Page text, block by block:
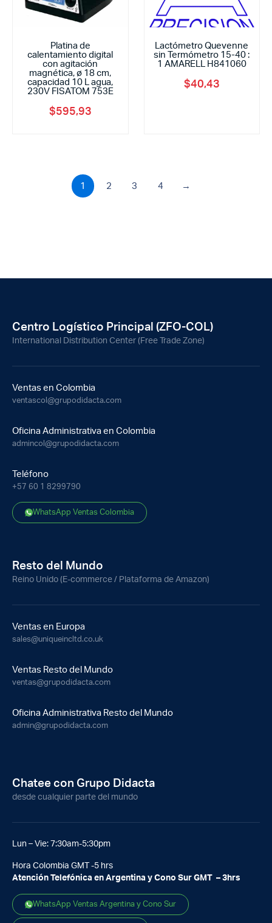
Platina de
calentamiento digital
con agitación
magnética, ø 18 cm,
capacidad 10 L agua,
230V FISATOM 753E
$595,93
Lactómetro Quevenne
sin Termómetro 15-40 :
1 AMARELL H841060
$40,43
1 2 3 4 →
Centro Logístico Principal (ZFO-COL)
International Distribution Center (Free Trade Zone)
Ventas en Colombia
ventascol@grupodidacta.com
Oficina Administrativa en Colombia
admincol@grupodidacta.com
Teléfono
+57 60 1 8299790
WhatsApp Ventas Colombia
Resto del Mundo
Reino Unido (E-commerce / Plataforma de Amazon)
Ventas en Europa
sales@uniqueincltd.co.uk
Ventas Resto del Mundo
ventas@grupodidacta.com
Oficina Administrativa Resto del Mundo
admin@grupodidacta.com
Chatee con Grupo Didacta
desde cualquier parte del mundo
Lun – Vie: 7:30am-5:30pm
Hora Colombia GMT -5 hrs
Atención Telefónica en Argentina y Cono Sur GMT – 3hrs
WhatsApp Ventas Argentina y Cono Sur